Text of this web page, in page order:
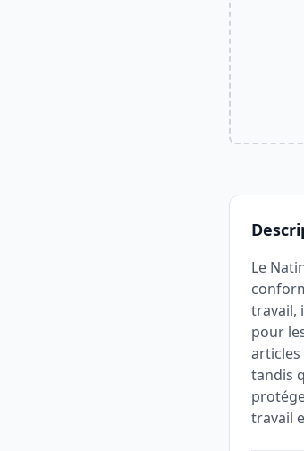
Le
travail,
pour
articles
tandis
travail